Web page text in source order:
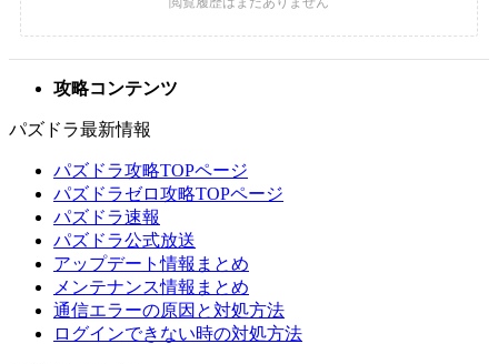
攻略コンテンツ
パズドラ最新情報
パズドラ攻略TOPページ
パズドラゼロ攻略TOPページ
パズドラ速報
パズドラ公式放送
アップデート情報まとめ
メンテナンス情報まとめ
通信エラーの原因と対処方法
ログインできない時の対処方法